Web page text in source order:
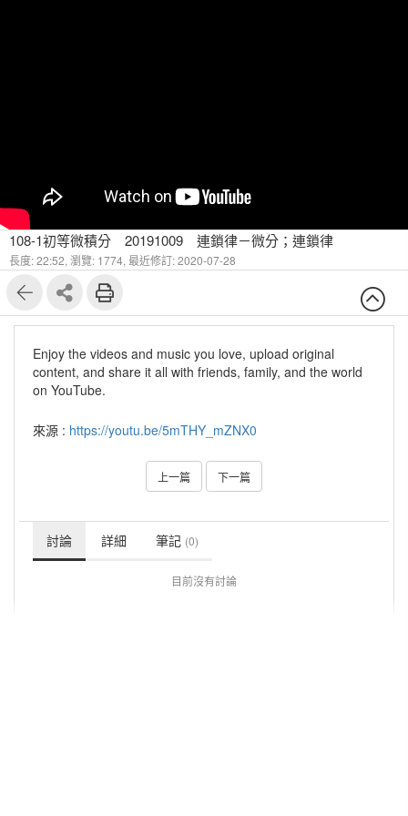
108-1初等微積分 20191009 連鎖律－微分；連鎖律
長度: 22:52, 瀏覽: 1774, 最近修訂: 2020-07-28
Enjoy the videos and music you love, upload original
content, and share it all with friends, family, and the world
on YouTube.
來源 : https://youtu.be/5mTHY_mZNX0
上一篇 下一篇
討論 詳細 筆記 (0)
目前沒有討論